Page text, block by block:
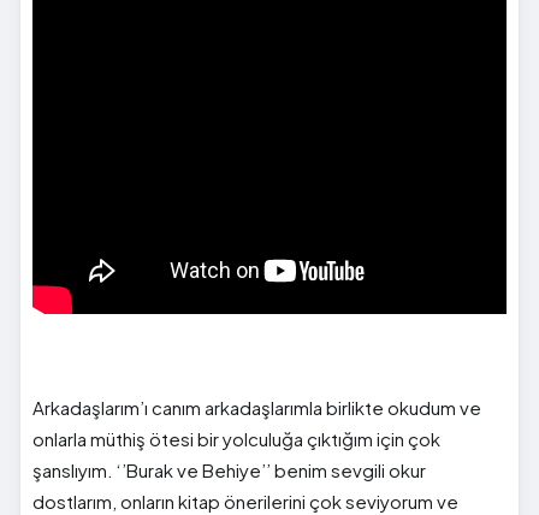
Arkadaşlarım’ı canım arkadaşlarımla birlikte okudum ve
onlarla müthiş ötesi bir yolculuğa çıktığım için çok
şanslıyım. ‘’Burak ve Behiye’’ benim sevgili okur
dostlarım, onların kitap önerilerini çok seviyorum ve